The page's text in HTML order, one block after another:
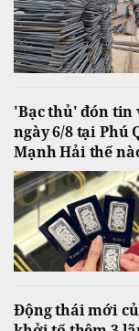
'Bạc thủ' đón tin
ngày 6/8 tại Phú
Mạnh Hải thế
Động thái mới